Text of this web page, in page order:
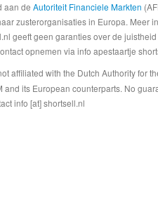
aan de Autoriteit Financiele Markten
zusterorganisaties in Europa.
geeft geen garanties over de
opnemen via info apestaartje
affiliated with the Dutch Authority for
its European counterparts. No
info [at] shortsell.nl